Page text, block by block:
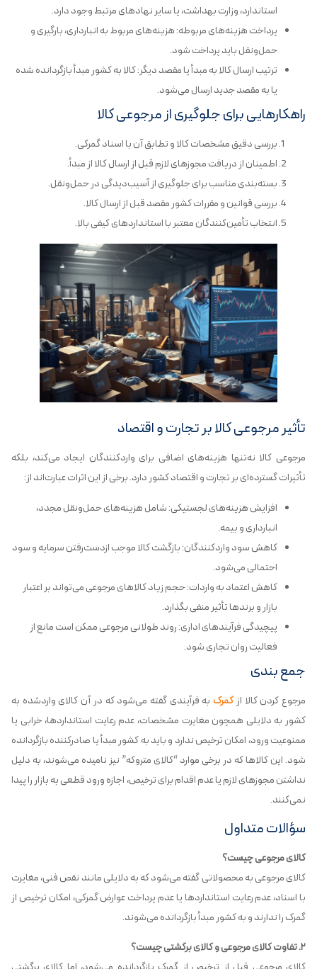
استاندارد، وزارت بهداشت، یا سایر نهادهای مرتبط وجود دارد.
پرداخت هزینه‌های مربوطه: هزینه‌های مربوط به انبارداری، بارگیری و
حمل‌ونقل باید پرداخت شود.
ترتیب ارسال کالا به مبدأ یا مقصد دیگر: کالا به کشور مبدأ بازگردانده شده
یا به مقصد جدید ارسال می‌شود.
راهکارهایی برای جلوگیری از مرجوعی کالا
بررسی دقیق مشخصات کالا و تطابق آن با اسناد گمرکی.
اطمینان از دریافت مجوزهای لازم قبل از ارسال کالا از مبدأ.
بسته‌بندی مناسب برای جلوگیری از آسیب‌دیدگی در حمل‌ونقل.
بررسی قوانین و مقررات کشور مقصد قبل از ارسال کالا.
انتخاب تأمین‌کنندگان معتبر با استانداردهای کیفی بالا.
تأثیر مرجوعی کالا بر تجارت و اقتصاد
مرجوعی کالا نه‌تنها هزینه‌های اضافی برای واردکنندگان ایجاد می‌کند، بلکه
تأثیرات گسترده‌ای بر تجارت و اقتصاد کشور دارد. برخی از این اثرات عبارت‌اند از:
افزایش هزینه‌های لجستیکی: شامل هزینه‌های حمل‌ونقل مجدد،
انبارداری و بیمه.
کاهش سود واردکنندگان: بازگشت کالا موجب ازدست‌رفتن سرمایه و سود
احتمالی می‌شود.
کاهش اعتماد به واردات: حجم زیاد کالاهای مرجوعی می‌تواند بر اعتبار
بازار و برندها تأثیر منفی بگذارد.
پیچیدگی فرآیندهای اداری: روند طولانی مرجوعی ممکن است مانع از
فعالیت روان تجاری شود.
جمع بندی
مرجوع کردن کالا از گمرکبه فرآیندی گفته می‌شود که در آن کالای واردشده به
کشور به دلایلی همچون مغایرت مشخصات، عدم رعایت استانداردها، خرابی یا
ممنوعیت ورود، امکان ترخیص ندارد و باید به کشور مبدأ یا صادرکننده بازگردانده
شود. این کالاها که در برخی موارد “کالای متروکه” نیز نامیده می‌شوند، به دلیل
نداشتن مجوزهای لازم یا عدم اقدام برای ترخیص، اجازه ورود قطعی به بازار را پیدا
نمی‌کنند.
سؤالات متداول
کالای مرجوعی چیست؟
کالای مرجوعی به محصولاتی گفته می‌شود که به دلایلی مانند نقص فنی، مغایرت
با اسناد، عدم رعایت استانداردها یا عدم پرداخت عوارض گمرکی، امکان ترخیص از
گمرک را ندارند و به کشور مبدأ بازگردانده می‌شوند.
۲. تفاوت کالای مرجوعی و کالای برگشتی چیست؟